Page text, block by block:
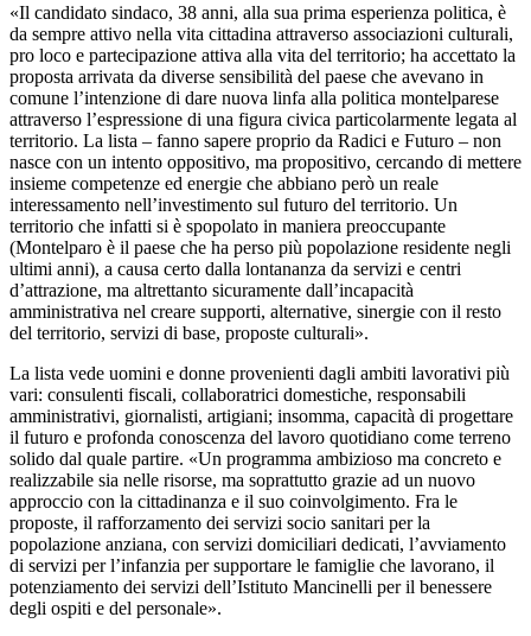
«Il candidato sindaco, 38 anni, alla sua prima esperienza politica, è
da sempre attivo nella vita cittadina attraverso associazioni culturali,
pro loco e partecipazione attiva alla vita del territorio; ha accettato la
proposta arrivata da diverse sensibilità del paese che avevano in
comune l’intenzione di dare nuova linfa alla politica montelparese
attraverso l’espressione di una figura civica particolarmente legata al
territorio. La lista – fanno sapere proprio da Radici e Futuro – non
nasce con un intento oppositivo, ma propositivo, cercando di mettere
insieme competenze ed energie che abbiano però un reale
interessamento nell’investimento sul futuro del territorio. Un
territorio che infatti si è spopolato in maniera preoccupante
(Montelparo è il paese che ha perso più popolazione residente negli
ultimi anni), a causa certo dalla lontananza da servizi e centri
d’attrazione, ma altrettanto sicuramente dall’incapacità
amministrativa nel creare supporti, alternative, sinergie con il resto
del territorio, servizi di base, proposte culturali».
La lista vede uomini e donne provenienti dagli ambiti lavorativi più
vari: consulenti fiscali, collaboratrici domestiche, responsabili
amministrativi, giornalisti, artigiani; insomma, capacità di progettare
il futuro e profonda conoscenza del lavoro quotidiano come terreno
solido dal quale partire. «Un programma ambizioso ma concreto e
realizzabile sia nelle risorse, ma soprattutto grazie ad un nuovo
approccio con la cittadinanza e il suo coinvolgimento. Fra le
proposte, il rafforzamento dei servizi socio sanitari per la
popolazione anziana, con servizi domiciliari dedicati, l’avviamento
di servizi per l’infanzia per supportare le famiglie che lavorano, il
potenziamento dei servizi dell’Istituto Mancinelli per il benessere
degli ospiti e del personale».